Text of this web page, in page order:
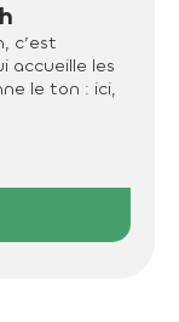
c’est
accueille les
le ton : ici,